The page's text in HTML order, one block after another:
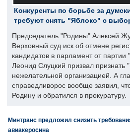
Конкуренты по борьбе за
требуют снять "Яблоко" с
Председатель "Родины" Алексей
Верховный суд иск об отмене
кандидатов в парламент от
Леонид Слуцкий призвал признать
нежелательной организацией. А
справедливорос вообще заявил,
Родину и обратился в прокуратуру.
Минтранс предложил снизить
авиакеросина